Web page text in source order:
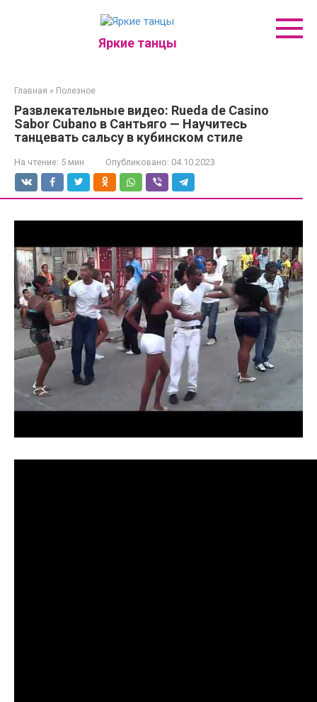
Яркие танцы
Главная » Полезное
Развлекательные видео: Rueda de Casino
Sabor Cubano в Сантьяго — Научитесь
танцевать сальсу в кубинском стиле
На чтение: 5 мин Опубликовано: 04.10.2023